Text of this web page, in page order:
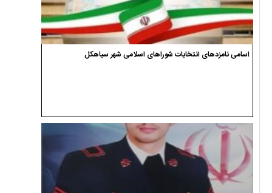
اسامی نامزدهای انتخابات شوراهای اسلامی شهر سیاهکل